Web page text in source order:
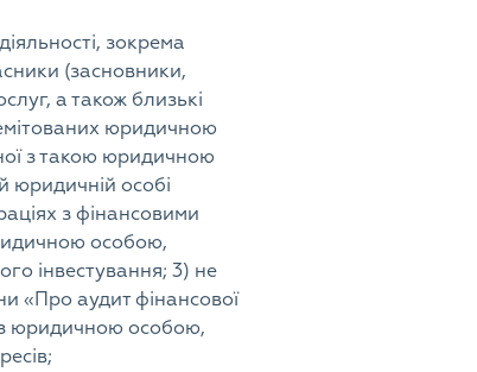
зокрема
(засновники,
а також близькі
емітованих юридичною
з такою юридичною
юридичній особі
з фінансовими
особою,
інвестування; 3) не
«Про аудит фінансової
з юридичною особою,